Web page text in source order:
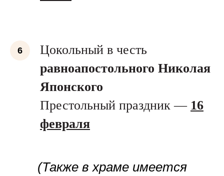
Цокольный в честь
равноапостольного Николая
Японского
Престольный праздник — 16
февраля
(Также в храме имеется